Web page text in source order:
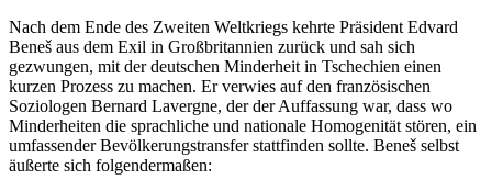
Nach dem Ende des Zweiten Weltkriegs kehrte Präsident Edvard
Beneš aus dem Exil in Großbritannien zurück und sah sich
gezwungen, mit der deutschen Minderheit in Tschechien einen
kurzen Prozess zu machen. Er verwies auf den französischen
Soziologen Bernard Lavergne, der der Auffassung war, dass wo
Minderheiten die sprachliche und nationale Homogenität stören, ein
umfassender Bevölkerungstransfer stattfinden sollte. Beneš selbst
äußerte sich folgendermaßen: